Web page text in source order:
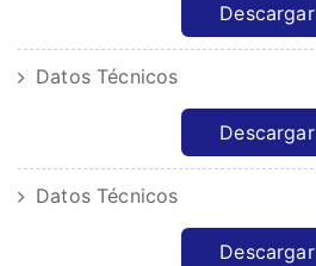
Descargar
Datos Técnicos
Descargar
Datos Técnicos
Descargar